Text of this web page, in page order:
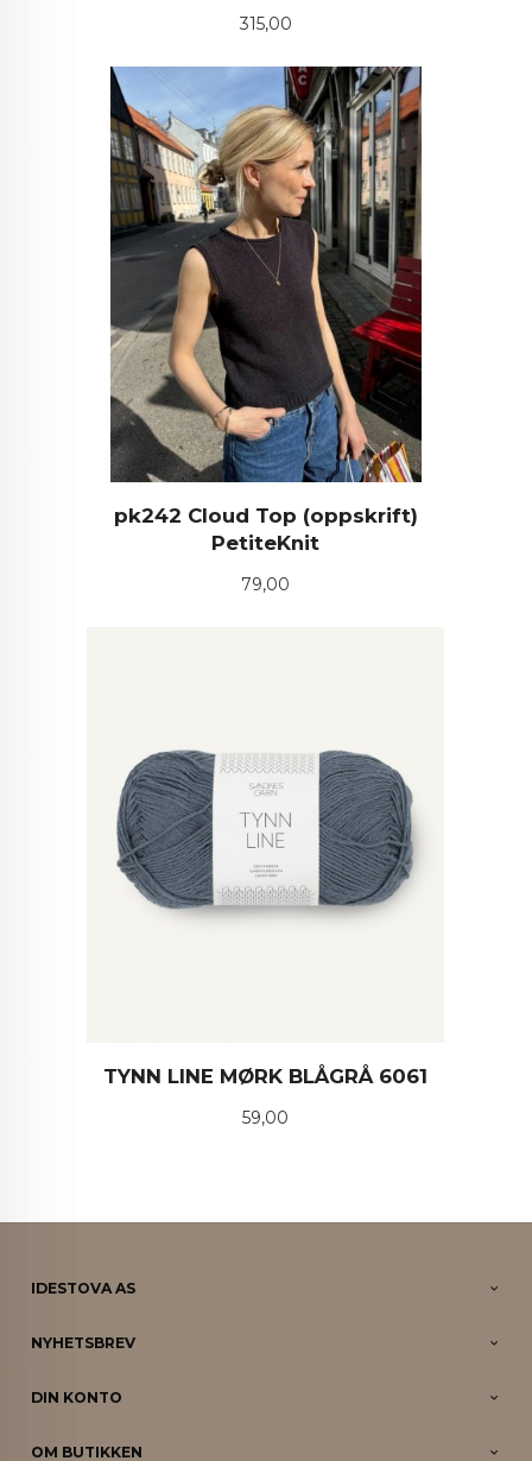
Pris
315,00
pk242 Cloud Top (oppskrift)
PetiteKnit
Pris
79,00
TYNN LINE MØRK BLÅGRÅ 6061
Pris
59,00
IDESTOVA AS
NYHETSBREV
DIN KONTO
OM BUTIKKEN